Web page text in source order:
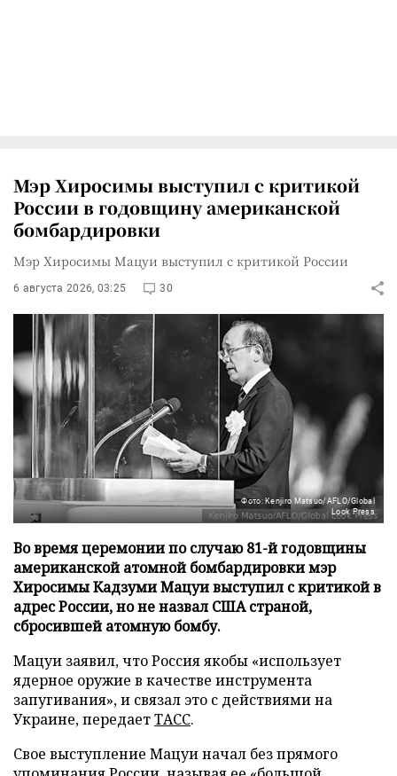
Мэр Хиросимы выступил с критикой
России в годовщину американской
бомбардировки
Мэр Хиросимы Мацуи выступил с критикой России
6 августа 2026, 03:25 30
Фото: Kenjiro Matsuo/AFLO/Global
Look Press
Во время церемонии по случаю 81-й годовщины
американской атомной бомбардировки мэр
Хиросимы Кадзуми Мацуи выступил с критикой в
адрес России, но не назвал США страной,
сбросившей атомную бомбу.
Мацуи заявил, что Россия якобы «использует
ядерное оружие в качестве инструмента
запугивания», и связал это с действиями на
Украине, передаетТАСС.
Свое выступление Мацуи начал без прямого